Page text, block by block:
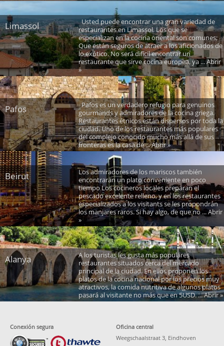
Limassol
Usted puede encontrar una gran variedad de
restaurantes en Limassol. Los que se
especializan en la cocina oriental son comunes;
Que están seguros de atraer a los aficionados de
lo exótico. No será difícil encontrar un
restaurante que sirve cocina europea, ya ... Abrir
»
Pafos
Pafos es un verdadero refugio para genuinos
gourmands y admiradores de la cocina griega.
Restaurantes étnicos están dispersos por toda la
ciudad. Uno de los restaurantes más populares
del complejo conocido mucho más allá de sus
fronteras es la casa de ... Abrir »
Beirut
Los admiradores de los mariscos también
encontraran un plato conveniente en poco
tiempo Los cocineros locales preparan el
pescado excelente relleno, y en los restaurantes
especializados a los visitants se les propondrán
los manjares raros. Si hay algo, de que no ... Abrir
»
Alanya
A los turistas les gusta más populares
restaurantes situados cerca del mercado
principal de la ciudad. En ellos proponen los
platos de la cocina nacional por los precios muy
atractivos, la comida nutritiva de algunos platos
pasará al visitante no más que en 5USD. ... Abrir »
Conexión segura
Oficina central
Weegschaalstraat 3, Eindhoven